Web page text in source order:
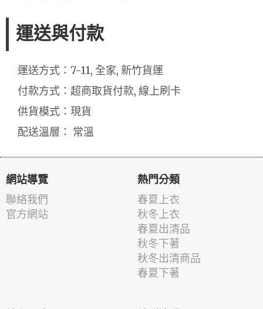
運送與付款
運送方式：7-11, 全家, 新竹貨運
付款方式：超商取貨付款, 線上刷卡
供貨模式：現貨
配送溫層： 常溫
網站導覽
聯絡我們
官方網站
熱門分類
春夏上衣
秋冬上衣
春夏出清品
秋冬下著
秋冬出清商品
春夏下著